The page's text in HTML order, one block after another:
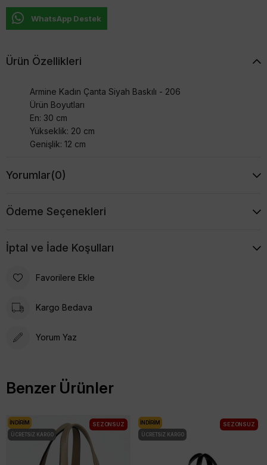
WhatsApp Destek
Ürün Özellikleri
Armine Kadın Çanta Siyah Baskılı - 206
Ürün Boyutları
En: 30 cm
Yükseklik: 20 cm
Genişlik: 12 cm
Yorumlar(0)
Ödeme Seçenekleri
İptal ve İade Koşulları
Favorilere Ekle
Kargo Bedava
Yorum Yaz
Benzer Ürünler
İNDIRIM
ÜCRETSIZ KARGO
SEZONSUZ İNDIRIM
ÜCRETSIZ KARGO
SEZONSUZ